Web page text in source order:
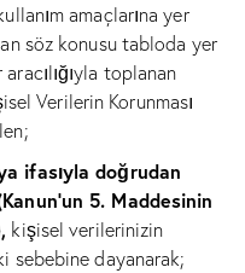
amaçlarına yer
söz konusu tabloda yer
toplanan
Verilerin Korunması
ifasıyla doğrudan
5. Maddesinin
kişisel verilerinizin
sebebine dayanarak;